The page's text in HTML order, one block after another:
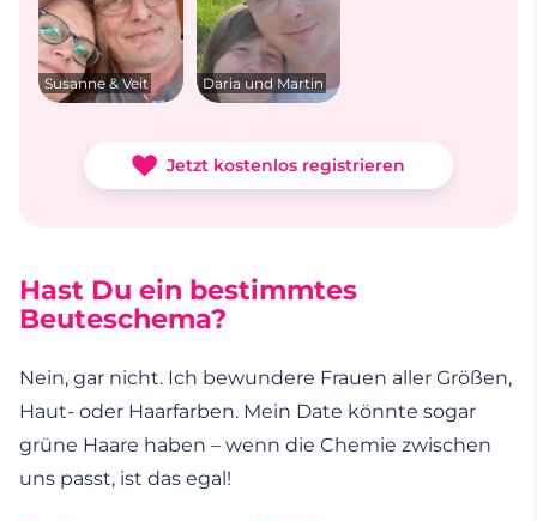
Susanne & Veit Daria und Martin
Jetzt kostenlos registrieren
Hast Du ein bestimmtes
Beuteschema?
Nein, gar nicht. Ich bewundere Frauen aller Größen,
Haut- oder Haarfarben. Mein Date könnte sogar
grüne Haare haben – wenn die Chemie zwischen
uns passt, ist das egal!